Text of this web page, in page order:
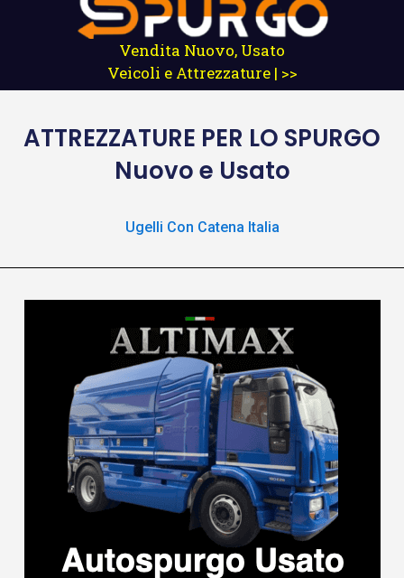
Vendita Nuovo, Usato
Veicoli e Attrezzature | >>
ATTREZZATURE PER LO SPURGO
Nuovo e Usato
Ugelli Con Catena Italia